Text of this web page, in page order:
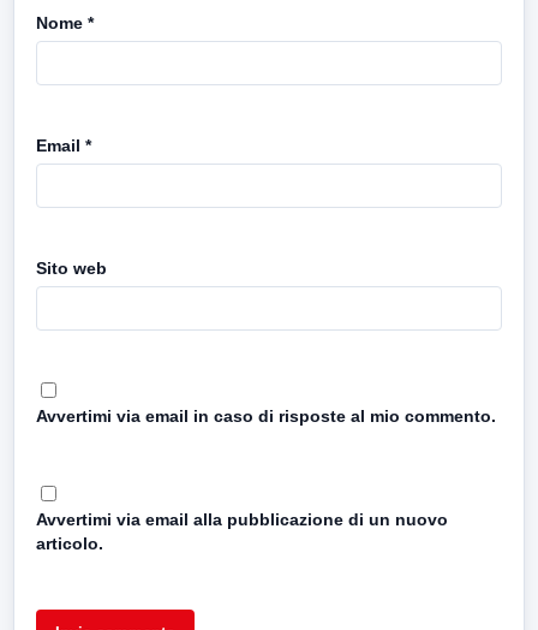
Nome *
Email *
Sito web
Avvertimi via email in caso di risposte al mio commento.
Avvertimi via email alla pubblicazione di un nuovo
articolo.